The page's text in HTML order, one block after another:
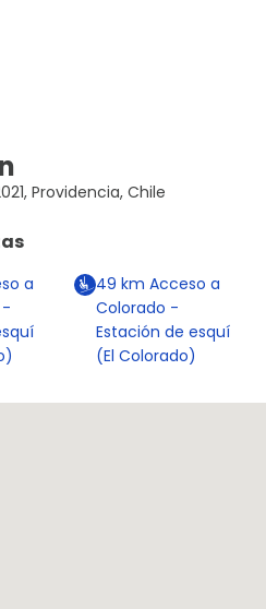
Providencia, Chile
a
-
49 km Acceso a
Colorado -
Estación de esquí
(El Colorado)